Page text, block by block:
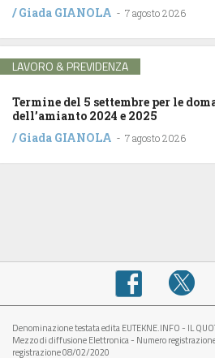
/Giada GIANOLA - 7 agosto 2026
LAVORO & PREVIDENZA
Termine del 5 settembre per le
dell’amianto 2024 e 2025
/Giada GIANOLA - 7 agosto 2026
Denominazione testata edita EUTEKNE.INFO - IL
Mezzo di diffusione Elettronica - Numero
registrazione 08/02/2020